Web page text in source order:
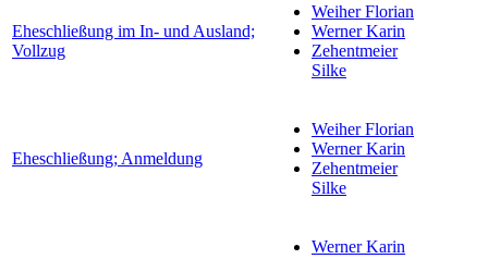
Eheschließung im In- und Ausland;
Vollzug
Weiher Florian
Werner Karin
Zehentmeier
Silke
Eheschließung; Anmeldung
Weiher Florian
Werner Karin
Zehentmeier
Silke
Werner Karin